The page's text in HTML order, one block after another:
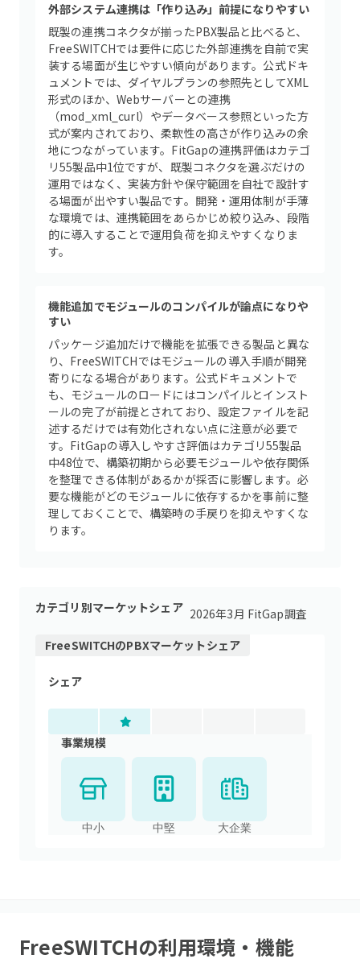
外部システム連携は「作り込み」前提になりやすい
既製の連携コネクタが揃ったPBX製品と比べると、
FreeSWITCHでは要件に応じた外部連携を自前で実
装する場面が生じやすい傾向があります。公式ドキ
ュメントでは、ダイヤルプランの参照先としてXML
形式のほか、Webサーバーとの連携
（mod_xml_curl）やデータベース参照といった方
式が案内されており、柔軟性の高さが作り込みの余
地につながっています。FitGapの連携評価はカテゴ
リ55製品中1位ですが、既製コネクタを選ぶだけの
運用ではなく、実装方針や保守範囲を自社で設計す
る場面が出やすい製品です。開発・運用体制が手薄
な環境では、連携範囲をあらかじめ絞り込み、段階
的に導入することで運用負荷を抑えやすくなりま
す。
機能追加でモジュールのコンパイルが論点になりや
すい
パッケージ追加だけで機能を拡張できる製品と異な
り、FreeSWITCHではモジュールの導入手順が開発
寄りになる場合があります。公式ドキュメントで
も、モジュールのロードにはコンパイルとインスト
ールの完了が前提とされており、設定ファイルを記
述するだけでは有効化されない点に注意が必要で
す。FitGapの導入しやすさ評価はカテゴリ55製品
中48位で、構築初期から必要モジュールや依存関係
を整理できる体制があるかが採否に影響します。必
要な機能がどのモジュールに依存するかを事前に整
理しておくことで、構築時の手戻りを抑えやすくな
ります。
カテゴリ別マーケットシェア 2026年3月 FitGap調査
FreeSWITCHのPBXマーケットシェア
シェア
事業規模
中小 中堅 大企業
FreeSWITCHの利用環境・機能